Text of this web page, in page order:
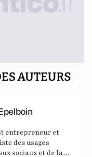
AUTEURS
entrepreneur et
des usages
sociaux et de la